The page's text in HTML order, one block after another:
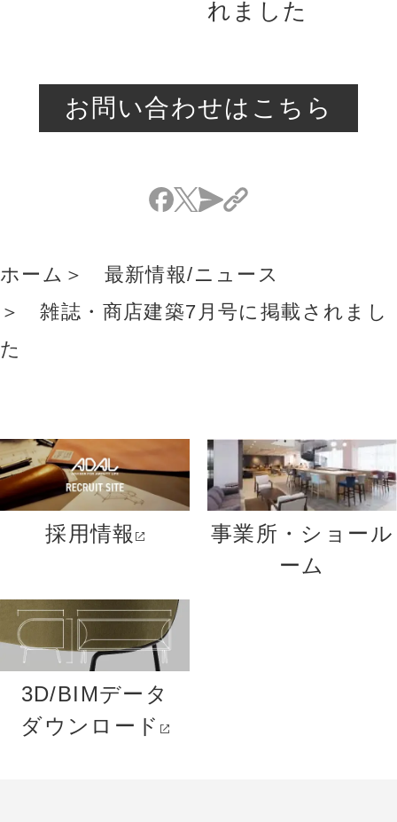
れました
お問い合わせはこちら
ホーム
最新情報/ニュース
雑誌・商店建築7月号に掲載されまし
た
採用情報
事業所・ショール
ーム
3D/BIMデータ
ダウンロード